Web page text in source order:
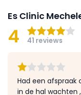
Es Clinic
4 41 reviews
Had een afspraak
in de hal wachten